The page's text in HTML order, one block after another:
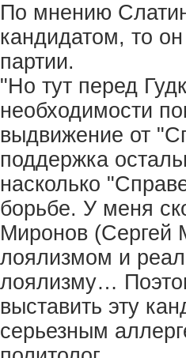
По мнению
кандидатом, то
партии.
"Но тут перед
необходимости
выдвижение от
поддержка
насколько
борьбе. У меня
Миронов (Сергей
лоялизмом и
лоялизму…
выставить эту
серьезным